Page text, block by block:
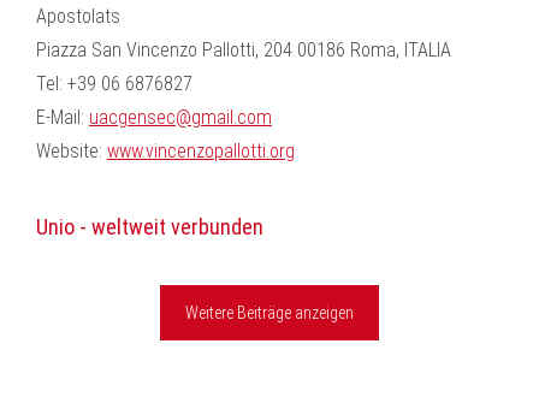
Apostolats
Piazza San Vincenzo Pallotti, 204 00186 Roma, ITALIA
Tel: +39 06 6876827
E-Mail: uacgensec@gmail.com
Website: www.vincenzopallotti.org
Unio - weltweit verbunden
Weitere Beiträge anzeigen